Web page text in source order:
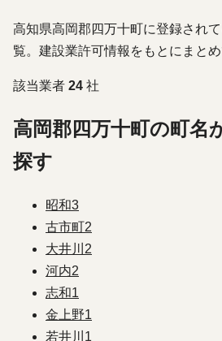
高知県高岡郡四万十町に登録され
覧。建設業許可情報をもとにまとめ
該当業者 24 社
高岡郡四万十町の町名
探す
昭和3
古市町2
大井川 2
河内2
志和1
金上野1
若井川 1